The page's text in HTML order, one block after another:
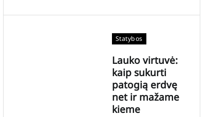
Statybos
Lauko virtuvė:
kaip sukurti
patogią erdvę
net ir mažame
kieme